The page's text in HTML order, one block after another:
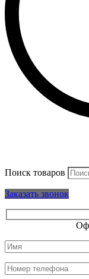
Поиск товаров
Заказать звонок